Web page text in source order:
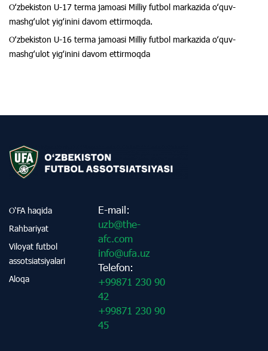
Oʻzbekiston U-17 terma jamoasi Milliy futbol markazida oʻquv-
mashgʻulot yigʻinini davom ettirmoqda.
Oʻzbekiston U-16 terma jamoasi Milliy futbol markazida oʻquv-
mashgʻulot yigʻinini davom ettirmoqda
O‘FA haqida
Rahbariyat
Viloyat futbol
assotsiatsiyalari
Aloqa
E-mail:
uzb@the-
afc.com
info@ufa.uz
Telefon:
+99871 230 90
42
+99871 230 90
45